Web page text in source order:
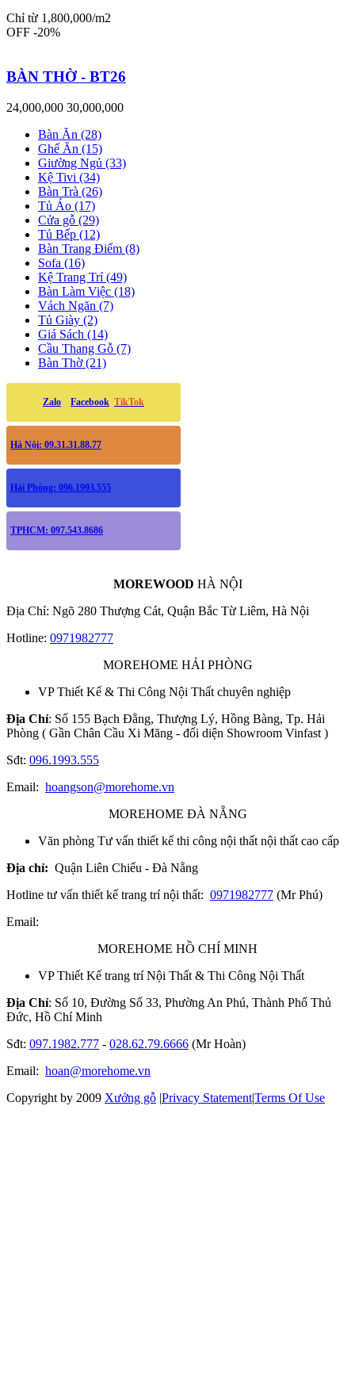
Chỉ từ 1,800,000/m2
OFF -20%
BÀN THỜ - BT26
24,000,000 30,000,000
Bàn Ăn (28)
Ghế Ăn (15)
Giường Ngủ (33)
Kệ Tivi (34)
Bàn Trà (26)
Tủ Áo (17)
Cửa gỗ (29)
Tủ Bếp (12)
Bàn Trang Điểm (8)
Sofa (16)
Kệ Trang Trí (49)
Bàn Làm Việc (18)
Vách Ngăn (7)
Tủ Giày (2)
Giá Sách (14)
Cầu Thang Gỗ (7)
Bàn Thờ (21)
Zalo Facebook TikTok
Hà Nội: 09.31.31.88.77
Hải Phòng: 096.1993.555
TPHCM: 097.543.8686
MOREWOOD HÀ NỘI
Địa Chỉ: Ngõ 280 Thượng Cát, Quận Bắc Từ Liêm, Hà Nội
Hotline: 0971982777
MOREHOME HẢI PHÒNG
VP Thiết Kế & Thi Công Nội Thất chuyên nghiệp
Địa Chỉ: Số 155 Bạch Đằng, Thượng Lý, Hồng Bàng, Tp. Hải
Phòng ( Gần Chân Cầu Xi Măng - đối diện Showroom Vinfast )
Sđt: 096.1993.555
Email: hoangson@morehome.vn
MOREHOME ĐÀ NẴNG
Văn phòng Tư vấn thiết kế thi công nội thất nội thất cao cấp
Địa chỉ: Quận Liên Chiểu - Đà Nẵng
Hotline tư vấn thiết kế trang trí nội thất: 0971982777 (Mr Phú)
Email:
MOREHOME HỒ CHÍ MINH
VP Thiết Kế trang trí Nội Thất & Thi Công Nội Thất
Địa Chỉ: Số 10, Đường Số 33, Phường An Phú, Thành Phố Thủ
Đức, Hồ Chí Minh
Sđt: 097.1982.777 - 028.62.79.6666 (Mr Hoàn)
Email: hoan@morehome.vn
Copyright by 2009 Xưởng gỗ |Privacy Statement|Terms Of Use